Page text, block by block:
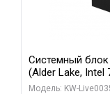
Системный блок
(Alder Lake, Intel
Sinotex GTX1650
Модель: KW-